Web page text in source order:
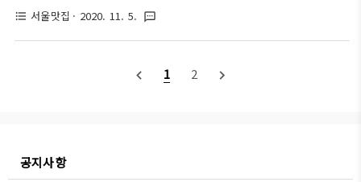
호텔은 다 부수고 다니는구만...ㅎㅎ 커플들이 호캉스
터 메리크리스마스이지 않은가!!ㅎㅎ ..
11시까지 먹을수있는 조식이니 참조해서 방문해주세
요. 이곳은 밥이 맛있기로 소문이 났다고 합니다. 예약
하세요. 다 아시겠지만 이곳이 웨스틴조선호텔입니
캉스로 웨스틴조선호텔 서울을 방문하는거는 재미나
게 놀고오기 딱 좋답니다. 코로나19이지만 방역이나
format_list_bulleted 서울맛집 · 2020. 11. 5. textsms
navigate_before 1 2 navigate_next
공지사항